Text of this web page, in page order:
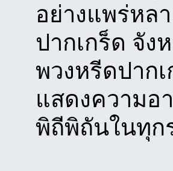
อย่างแพร่หล
ปากเกร็ด จั
พวงหรีดปาก
แสดงความอ
พิถีพิถันในทุก